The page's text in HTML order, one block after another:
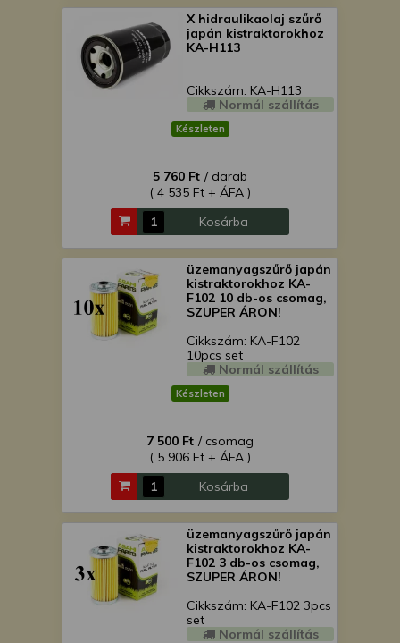
X hidraulikaolaj szűrő
japán kistraktorokhoz
KA-H113
Cikkszám: KA-H113
Normál szállítás
Készleten
5 760 Ft / darab
( 4 535 Ft + ÁFA )
Kosárba
üzemanyagszűrő japán
kistraktorokhoz KA-
F102 10 db-os csomag,
SZUPER ÁRON!
Cikkszám: KA-F102
10pcs set
Normál szállítás
Készleten
7 500 Ft / csomag
( 5 906 Ft + ÁFA )
Kosárba
üzemanyagszűrő japán
kistraktorokhoz KA-
F102 3 db-os csomag,
SZUPER ÁRON!
Cikkszám: KA-F102 3pcs
set
Normál szállítás